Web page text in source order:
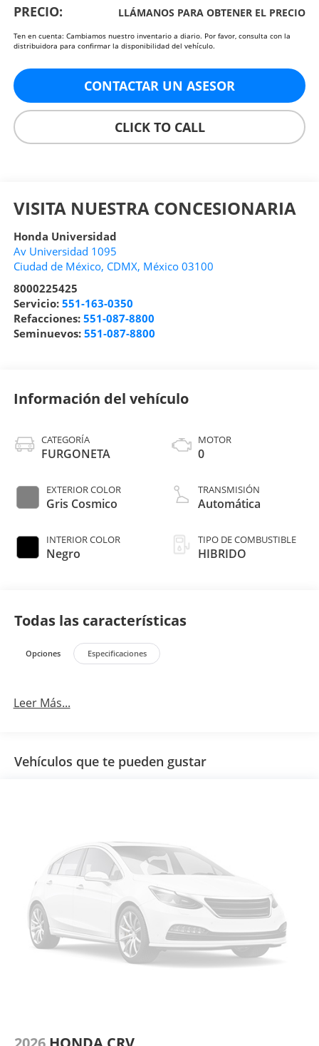
PRECIO: LLÁMANOS PARA OBTENER EL PRECIO
Ten en cuenta: Cambiamos nuestro inventario a diario. Por favor, consulta con la
distribuidora para confirmar la disponibilidad del vehículo.
CONTACTAR UN ASESOR
CLICK TO CALL
VISITA NUESTRA CONCESIONARIA
Honda Universidad
Av Universidad 1095
Ciudad de México, CDMX, México 03100
8000225425
Servicio: 551-163-0350
Refacciones: 551-087-8800
Seminuevos: 551-087-8800
Información del vehículo
CATEGORÍA
FURGONETA
EXTERIOR COLOR
Gris Cosmico
INTERIOR COLOR
Negro
MOTOR
0
TRANSMISIÓN
Automática
TIPO DE COMBUSTIBLE
HIBRIDO
Todas las características
Opciones Especificaciones
Leer Más...
Vehículos que te pueden gustar